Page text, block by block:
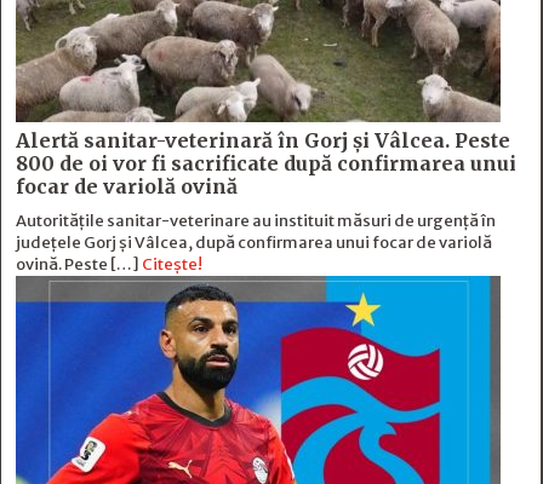
Alertă sanitar-veterinară în Gorj și Vâlcea. Peste
800 de oi vor fi sacrificate după confirmarea unui
focar de variolă ovină
Autoritățile sanitar-veterinare au instituit măsuri de urgență în
județele Gorj și Vâlcea, după confirmarea unui focar de variolă
ovină. Peste […] Citește!